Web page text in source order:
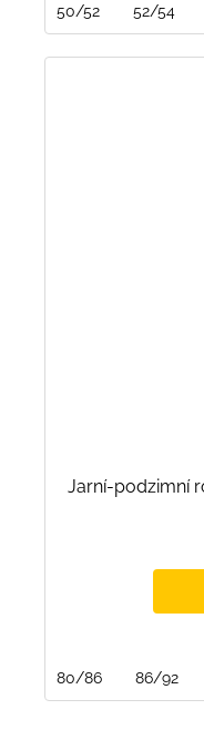
50/52 52/54
Jarní-podzimní
80/86 86/92